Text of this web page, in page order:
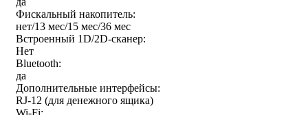
Фискальный накопитель:
нет/13 мес/15 мес/36 мес
Встроенный 1D/2D-сканер:
Нет
Bluetooth:
да
Дополнительные интерфейсы:
RJ-12 (для денежного ящика)